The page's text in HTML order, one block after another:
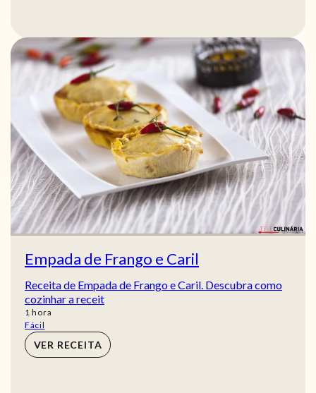
Empada de Frango e Caril
Receita de Empada de Frango e Caril. Descubra como
cozinhar a receit
1 hora
hora
Fácil
VER RECEITA